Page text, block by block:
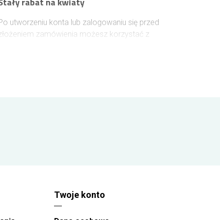
utworzeniu konta lub zalogowaniu się przed
zamówienia możesz korzystać z
Twoje konto